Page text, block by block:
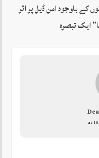
کے باوجود امن ڈیل پر اثر
“ ایک تبصرہ